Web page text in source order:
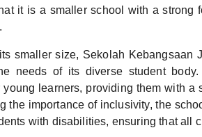
it is a smaller school with a strong
smaller size, Sekolah Kebangsaan
needs of its diverse student
young learners, providing them with
the importance of inclusivity, the
with disabilities, ensuring that all